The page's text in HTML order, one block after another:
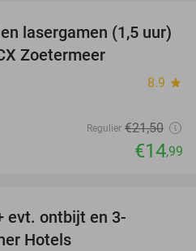
30%
lasergamen (1,5 uur)
Zoetermeer
8.9 star
Regulier €21,50
€14,99
evt. ontbijt en 3-
Hotels